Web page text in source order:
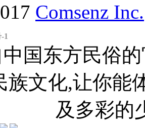
Comsenz Inc.
1
国东方民俗
族文化,让你能
及多彩的